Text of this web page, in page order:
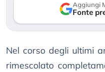
Aggiungi
Fonte
Nel corso degli ultimi
rimescolato